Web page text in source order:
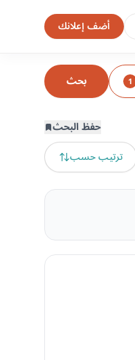
أضف إعلانك
1 بحث
حفظ البحث
ترتيب حسب